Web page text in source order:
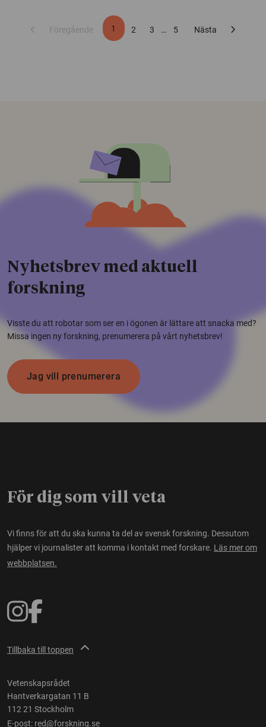
chevron_left Föregående 1 2 3 … 5 Nästa chevron_right
Nyhetsbrev med aktuell
forskning
Visste du att robotar som ser en i ögonen är lättare att snacka med?
Missa ingen ny forskning, prenumerera på vårt nyhetsbrev!
Jag vill prenumerera
För dig som vill veta
Vi finns för att du ska kunna ta del av svensk forskning. Dessutom
hjälper vi journalister att komma i kontakt med forskare. Läs mer om
webbplatsen.
Tillbaka till toppen
Vetenskapsrådet
Hantverkargatan 11 B
112 21 Stockholm
E-post: red@forskning.se